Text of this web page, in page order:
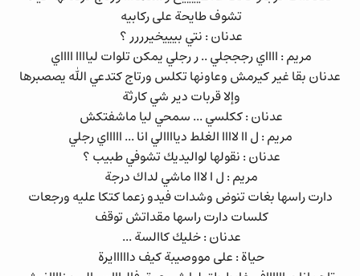
تشوف طايحة على ركابيه
عدنان : نتي بيييخيرررر ؟
مريم : ااااي رجججلي .. ر رجلي يمكن تلوات لياااا ااااي
عدنان بقا غير كيرمش وعاونها تكلس ورتاج كتدعي الله يصصبرها
وإلا قربات دير شي كارثة
عدنان : ككلسي ... سمحي ليا ماشفتكش
مريم : ل اا لاااا الغلط دياااالي انا ... اااااي رجلي
عدنان : نقولها لواليديك تشوفي طبيب ؟
مريم : ل ا لااا ماشي لداك درجة
دارت راسها بغات تنوض وشدات فيدو زعما كتكا عليه ورجعات
كلسات دارت راسها مقداتش توقف
عدنان : خليك كاالسة ...
حياة : على مووصيبة كيف دااااايرة